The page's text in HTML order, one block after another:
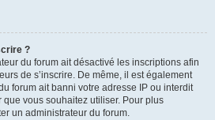
?
du forum ait désactivé les inscriptions afin
de s’inscrire. De même, il est également
forum ait banni votre adresse IP ou interdit
que vous souhaitez utiliser. Pour plus
un administrateur du forum.